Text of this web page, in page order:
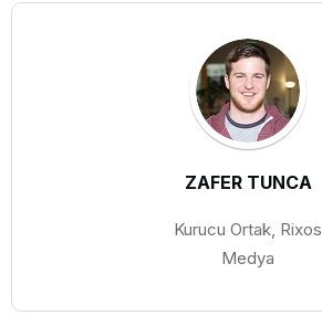
ZAFER TUNCA
Kurucu Ortak, Rixos
Medya